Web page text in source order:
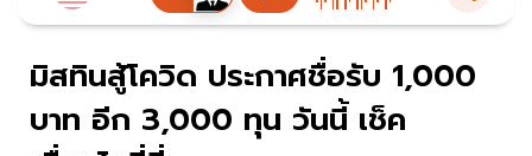
มิสทินสู้โควิด ประกาศชื่อรับ 1,000
บาท อีก 3,000 ทุน วันนี้ เช็ค